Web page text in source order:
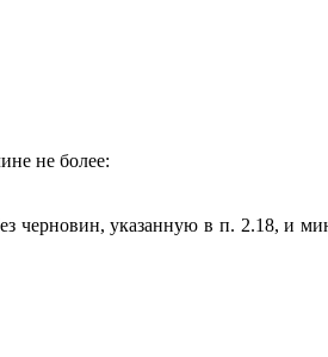
не более:
черновин, указанную в п. 2.18, и